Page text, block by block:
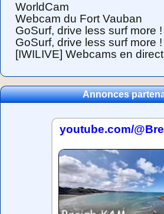
WorldCam
Webcam du Fort Vauban
GoSurf, drive less surf more
GoSurf, drive less surf more
[IWILIVE] Webcams en direct
Annonces
youtube.com/